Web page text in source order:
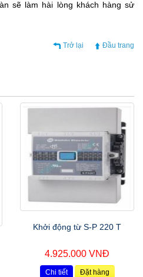
sẽ làm hài lòng khách hàng sử
Trở lại Đầu trang
Khởi động từ S-P 220 T
4.925.000 VNĐ
Chi tiết Đặt hàng